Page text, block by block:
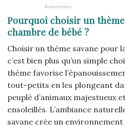
Pourquoi choisir un
chambre de bébé ?
Choisir un thème savane pour
c’est bien plus qu’un simple
thème favorise
tout-petits en les plongeant
peuplé d’animaux majestueux
ensoleillés. L’ambiance
savane crée un